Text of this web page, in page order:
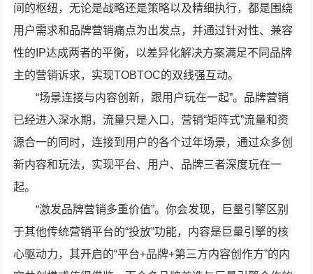
间的枢纽，无论是战略还是策略以及精细执行，都是围绕
用户需求和品牌营销痛点为出发点，并通过针对性、兼容
性的IP达成两者的平衡，以差异化解决方案满足不同品牌
主的营销诉求，实现TOBTOC的双线强互动。
“场景连接与内容创新，跟用户玩在一起”。品牌营销
已经进入深水期，流量只是入口，营销“矩阵式”流量和资
源合一的同时，连接到用户的各个过年场景，通过众多创
新内容和玩法，实现平台、用户、品牌三者深度玩在一
起。
“激发品牌营销多重价值”。你会发现，巨量引擎区别
于其他传统营销平台的“投放”功能，内容是巨量引擎的核
心驱动力，其开启的“平台+品牌+第三方内容创作方”的内